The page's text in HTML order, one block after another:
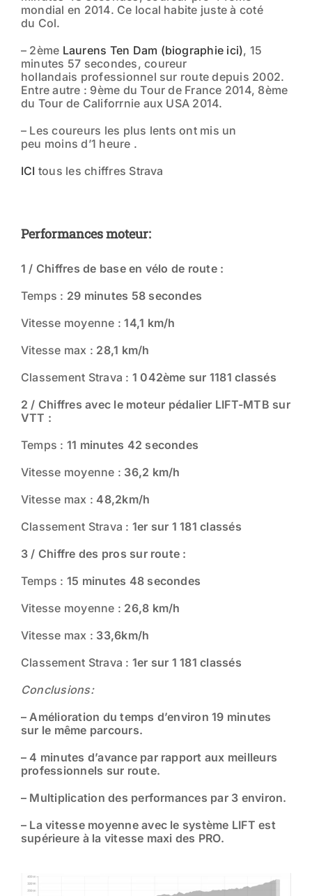
mondial en 2014. Ce local habite juste à coté
du Col.
– 2ème Laurens Ten Dam (biographie ici), 15
minutes 57 secondes, coureur
hollandais professionnel sur route depuis 2002.
Entre autre : 9ème du Tour de France 2014, 8ème
du Tour de Califorrnie aux USA 2014.
– Les coureurs les plus lents ont mis un
peu moins d’1 heure .
ICI tous les chiffres Strava
Performances moteur:
1 / Chiffres de base en vélo de route :
Temps : 29 minutes 58 secondes
Vitesse moyenne :14,1 km/h
Vitesse max : 28,1 km/h
Classement Strava : 1 042ème sur 1181 classés
2 / Chiffres avec le moteur pédalier LIFT-MTB sur
VTT :
Temps : 11 minutes 42 secondes
Vitesse moyenne : 36,2 km/h
Vitesse max : 48,2km/h
Classement Strava : 1er sur 1 181 classés
3 / Chiffre des pros sur route :
Temps : 15 minutes 48 secondes
Vitesse moyenne : 26,8 km/h
Vitesse max : 33,6km/h
Classement Strava : 1er sur 1 181 classés
Conclusions:
– Amélioration du temps d’environ 19 minutes
sur le même parcours.
– 4 minutes d’avance par rapport aux meilleurs
professionnels sur route.
– Multiplication des performances par 3 environ.
– La vitesse moyenne avec le système LIFT est
supérieure à la vitesse maxi des PRO.